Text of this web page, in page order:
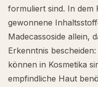
formuliert sind. In dem
gewonnene
Madecassoside allein,
Erkenntnis
können in Kosmetika
empfindliche Haut